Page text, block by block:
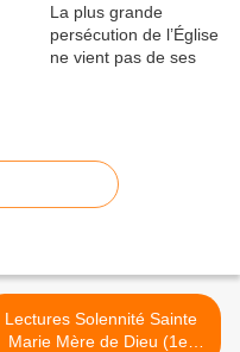
Lectures Solennité Sainte
Marie Mère de Dieu (1er